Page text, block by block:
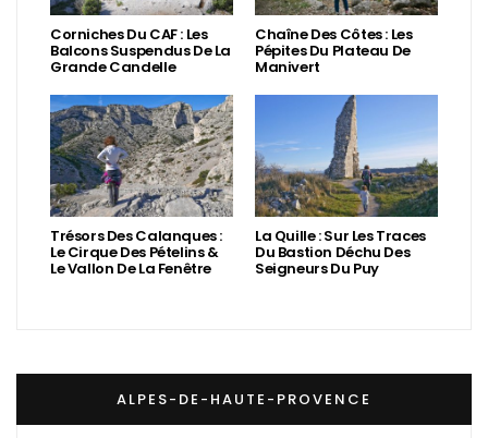
Corniches Du CAF : Les
Balcons Suspendus De La
Grande Candelle
Chaîne Des Côtes : Les
Pépites Du Plateau De
Manivert
Trésors Des Calanques :
Le Cirque Des Pételins &
Le Vallon De La Fenêtre
La Quille : Sur Les Traces
Du Bastion Déchu Des
Seigneurs Du Puy
ALPES-DE-HAUTE-PROVENCE